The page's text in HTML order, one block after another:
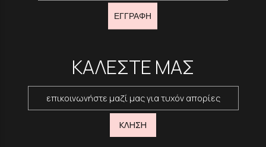
ΕΓΓΡΑΦΗ
ΚΑΛΕΣΤΕ ΜΑΣ
επικοινωνήστε μαζί μας για τυχόν απορίες
ΚΛΗΣΗ